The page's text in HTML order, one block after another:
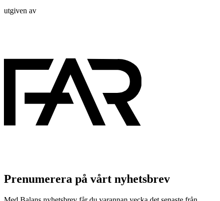
utgiven av
Prenumerera på vårt nyhetsbrev